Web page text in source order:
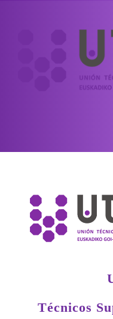
Técnicos